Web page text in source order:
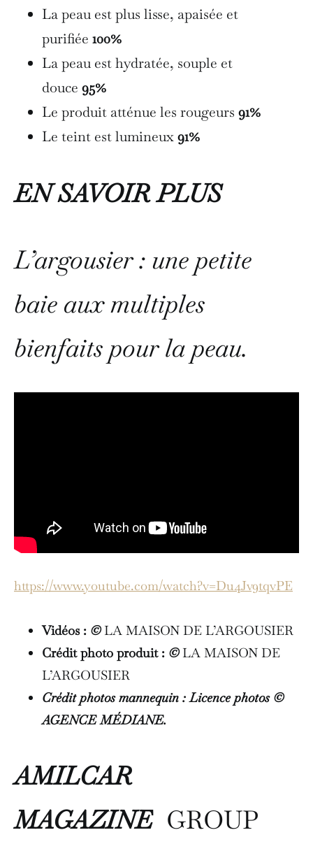
La peau est plus lisse, apaisée et
purifiée 100%
La peau est hydratée, souple et
douce 95%
Le produit atténue les rougeurs 91%
Le teint est lumineux91%
EN SAVOIR PLUS
L’argousier : une petite
baie aux multiples
bienfaits pour la peau.
https://www.youtube.com/watch?v=Du4Jv9tqvPE
Vidéos : ©LA MAISON DE L’ARGOUSIER
Crédit photo produit : ©LA MAISON DE
L’ARGOUSIER
Crédit photos mannequin : Licence photos ©
AGENCE MÉDIANE.
AMILCAR
MAGAZINEGROUP